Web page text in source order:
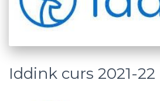
Iddink curs 2021-22